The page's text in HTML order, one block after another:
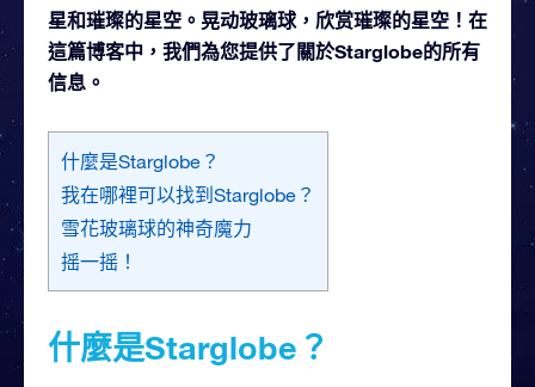
星和璀璨的星空。晃动玻璃球，欣赏璀璨的星空！在
這篇博客中，我們為您提供了關於Starglobe的所有
信息。
什麼是Starglobe？
我在哪裡可以找到Starglobe？
雪花玻璃球的神奇魔力
摇一摇！
什麼是Starglobe？